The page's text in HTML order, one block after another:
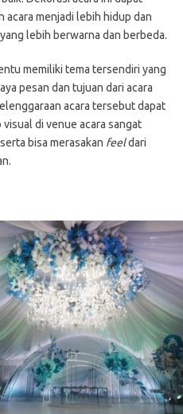
acara menjadi lebih hidup dan
lebih berwarna dan berbeda.
memiliki tema tersendiri yang
pesan dan tujuan dari acara
acara tersebut dapat
di venue acara sangat
bisa merasakan feeldari